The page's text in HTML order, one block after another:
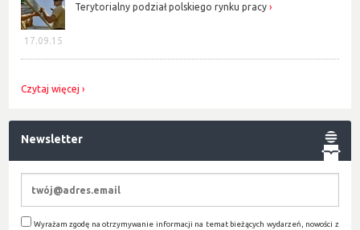
17.09.15
Terytorialny podział polskiego rynku pracy
Czytaj więcej
Newsletter
Wyrażam zgodę na otrzymywanie informacji na temat bieżących wydarzeń, nowości z